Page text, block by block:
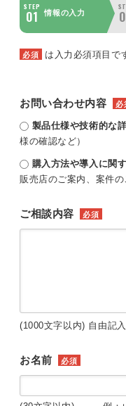
STEP
01 情報の入力
必須 は入力必須項目で
お問い合わせ内容 必
製品仕様や技術的な
様の確認など）
購入方法や導入に関
販売店のご案内、案件の
ご相談内容 必須
(1000文字以内) 自由記入
お名前 必須